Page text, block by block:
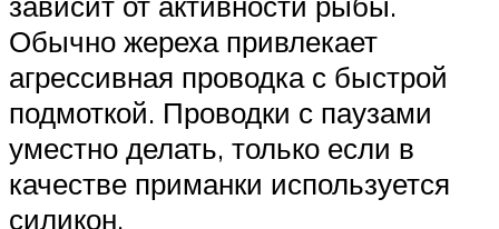
Обычно жереха привлекает
агрессивная проводка с быстрой
подмоткой. Проводки с паузами
уместно делать, только если в
качестве приманки используется
силикон.